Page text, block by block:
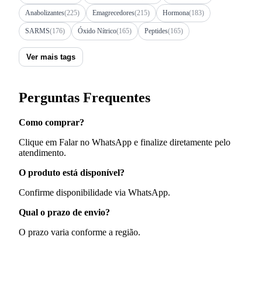
Anabolizantes(225) Emagrecedores(215) Hormona(183)
SARMS(176) Óxido Nítrico(165) Peptides(165)
Ver mais tags
Perguntas Frequentes
Como comprar?
Clique em Falar no WhatsApp e finalize diretamente pelo
atendimento.
O produto está disponível?
Confirme disponibilidade via WhatsApp.
Qual o prazo de envio?
O prazo varia conforme a região.